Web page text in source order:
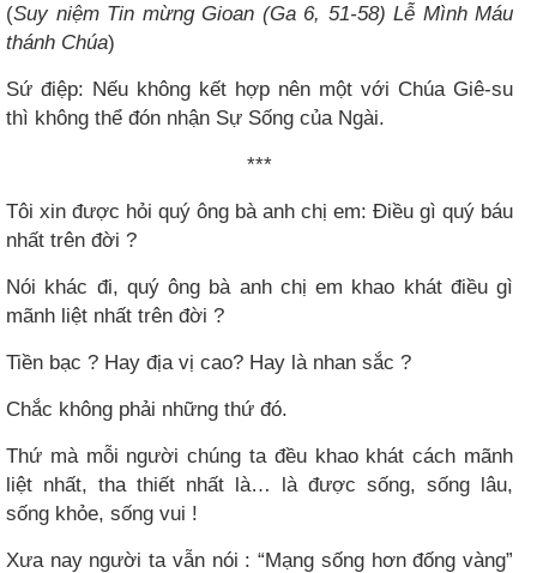
(Suy niệm Tin mừng Gioan (Ga 6, 51-58) Lễ Mình Máu
thánh Chúa)
Sứ điệp: Nếu không kết hợp nên một với Chúa Giê-su
thì không thể đón nhận Sự Sống của Ngài.
***
Tôi xin được hỏi quý ông bà anh chị em: Điều gì quý báu
nhất trên đời ?
Nói khác đi, quý ông bà anh chị em khao khát điều gì
mãnh liệt nhất trên đời ?
Tiền bạc ? Hay địa vị cao? Hay là nhan sắc ?
Chắc không phải những thứ đó.
Thứ mà mỗi người chúng ta đều khao khát cách mãnh
liệt nhất, tha thiết nhất là… là được sống, sống lâu,
sống khỏe, sống vui !
Xưa nay người ta vẫn nói : “Mạng sống hơn đống vàng”